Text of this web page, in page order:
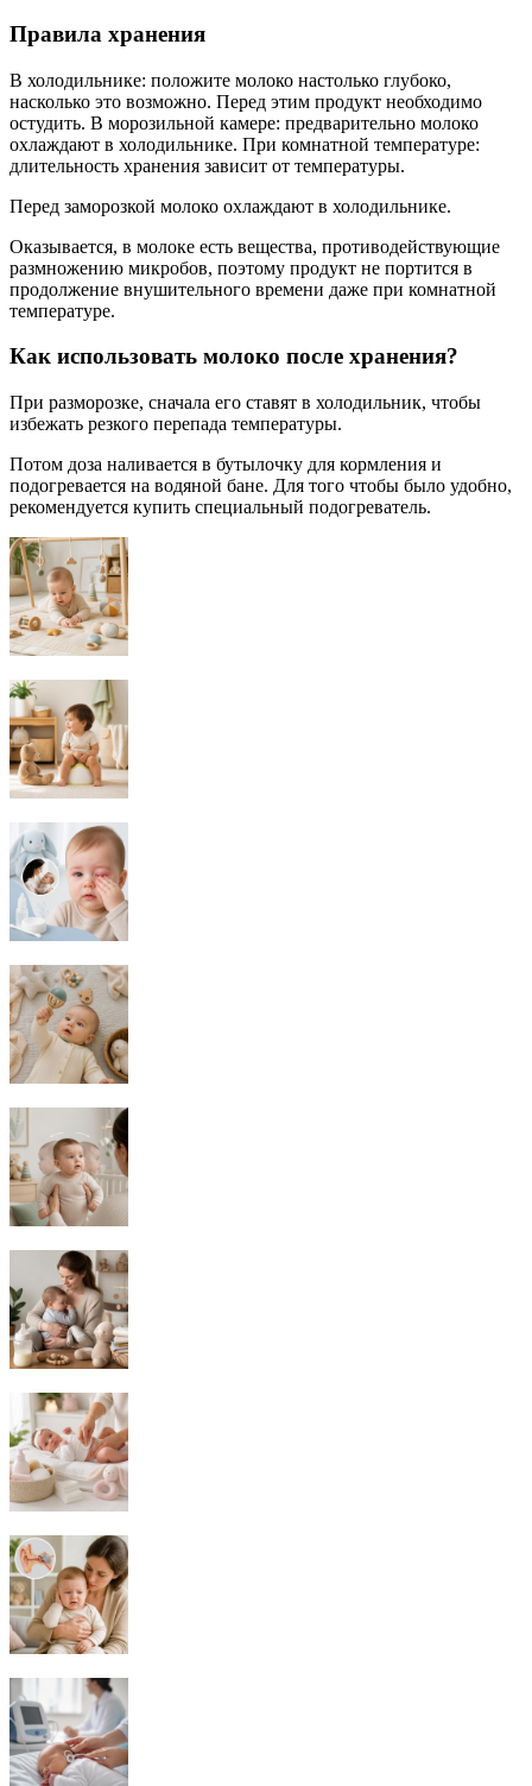
Правила хранения
В холодильнике: положите молоко настолько глубоко,
насколько это возможно. Перед этим продукт необходимо
остудить. В морозильной камере: предварительно молоко
охлаждают в холодильнике. При комнатной температуре:
длительность хранения зависит от температуры.
Перед заморозкой молоко охлаждают в холодильнике.
Оказывается, в молоке есть вещества, противодействующие
размножению микробов, поэтому продукт не портится в
продолжение внушительного времени даже при комнатной
температуре.
Как использовать молоко после хранения?
При разморозке, сначала его ставят в холодильник, чтобы
избежать резкого перепада температуры.
Потом доза наливается в бутылочку для кормления и
подогревается на водяной бане. Для того чтобы было удобно,
рекомендуется купить специальный подогреватель.